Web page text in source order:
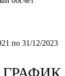
по 31/12/2023